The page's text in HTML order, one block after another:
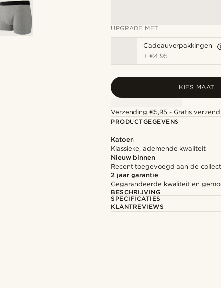
UPGRADE MET
Cadeauverpakkingen
+€4,95
KIES MAAT
Verzending €5,95 - Gratis
PRODUCTGEGEVENS
Katoen
Klassieke, ademende kwaliteit
Nieuw binnen
Recent toegevoegd aan de
2 jaar garantie
Gegarandeerde kwaliteit en
BESCHRIJVING
SPECIFICATIES
KLANTREVIEWS